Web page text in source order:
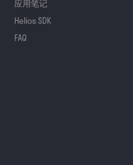
应用笔记
Helios SDK
FAQ